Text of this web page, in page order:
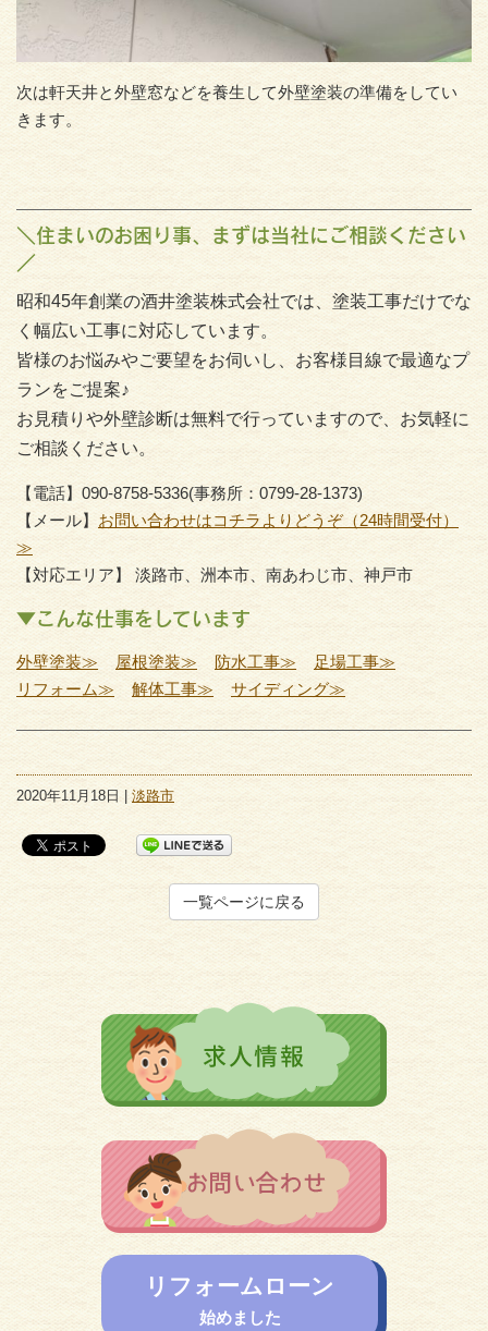
次は軒天井と外壁窓などを養生して外壁塗装の準備をしてい
きます。
＼住まいのお困り事、まずは当社にご相談ください
／
昭和45年創業の酒井塗装株式会社では、塗装工事だけでな
く幅広い工事に対応しています。
皆様のお悩みやご要望をお伺いし、お客様目線で最適なプ
ランをご提案♪
お見積りや外壁診断は無料で行っていますので、お気軽に
ご相談ください。
【電話】090-8758-5336(事務所：0799-28-1373)
【メール】お問い合わせはコチラよりどうぞ（24時間受付）
≫
【対応エリア】 淡路市、洲本市、南あわじ市、神戸市
▼こんな仕事をしています
外壁塗装≫ 屋根塗装≫ 防水工事≫
足場工事≫
リフォーム≫
解体工事≫ サイディング≫
2020年11月18日 |淡路市
一覧ページに戻る
リフォームローン
始めました